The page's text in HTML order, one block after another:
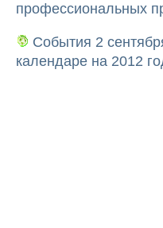
профессиональных
События 2
календаре на 2012